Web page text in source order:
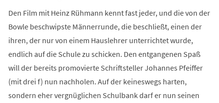
Den Film mit Heinz Rühmann kennt fast jeder, und die von der
Bowle beschwipste Männerrunde, die beschließt, einen der
ihren, der nur von einem Hauslehrer unterrichtet wurde,
endlich auf die Schule zu schicken. Den entgangenen Spaß
will der bereits promovierte Schriftsteller Johannes Pfeiffer
(mit drei f) nun nachholen. Auf der keineswegs harten,
sondern eher vergnüglichen Schulbank darf er nun seinen